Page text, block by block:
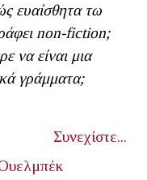
ευαίσθητα τω
non-fiction;
να είναι μια
γράμματα;
Συνεχίστε...